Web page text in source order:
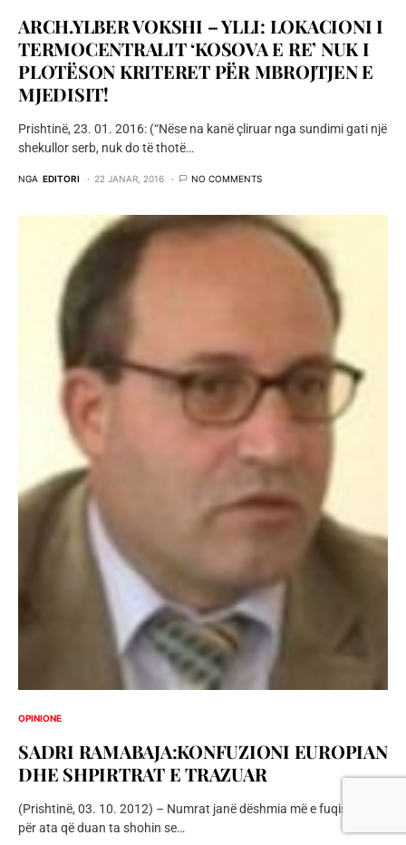
ARCH.YLBER VOKSHI – YLLI: LOKACIONI I
TERMOCENTRALIT ‘KOSOVA E RE’ NUK I
PLOTËSON KRITERET PËR MBROJTJEN E
MJEDISIT!
Prishtinë, 23. 01. 2016: (“Nëse na kanë çliruar nga sundimi gati një
shekullor serb, nuk do të thotë…
NGA EDITORI 22 JANAR, 2016 NO COMMENTS
OPINIONE
SADRI RAMABAJA:KONFUZIONI EUROPIAN
DHE SHPIRTRAT E TRAZUAR
(Prishtinë, 03. 10. 2012) – Numrat janë dëshmia më e fuqishme
për ata që duan ta shohin se…